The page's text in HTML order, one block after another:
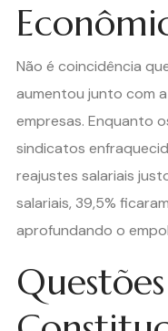
Não é coincidência
aumentou junto com
empresas. Enquanto
sindicatos
reajustes salariais
salariais, 39,5%
aprofundando o
Questões